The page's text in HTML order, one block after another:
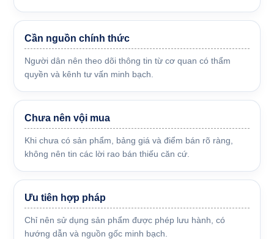
Cần nguồn chính thức
Người dân nên theo dõi thông tin từ cơ quan có thẩm
quyền và kênh tư vấn minh bạch.
Chưa nên vội mua
Khi chưa có sản phẩm, bảng giá và điểm bán rõ ràng,
không nên tin các lời rao bán thiếu căn cứ.
Ưu tiên hợp pháp
Chỉ nên sử dụng sản phẩm được phép lưu hành, có
hướng dẫn và nguồn gốc minh bạch.